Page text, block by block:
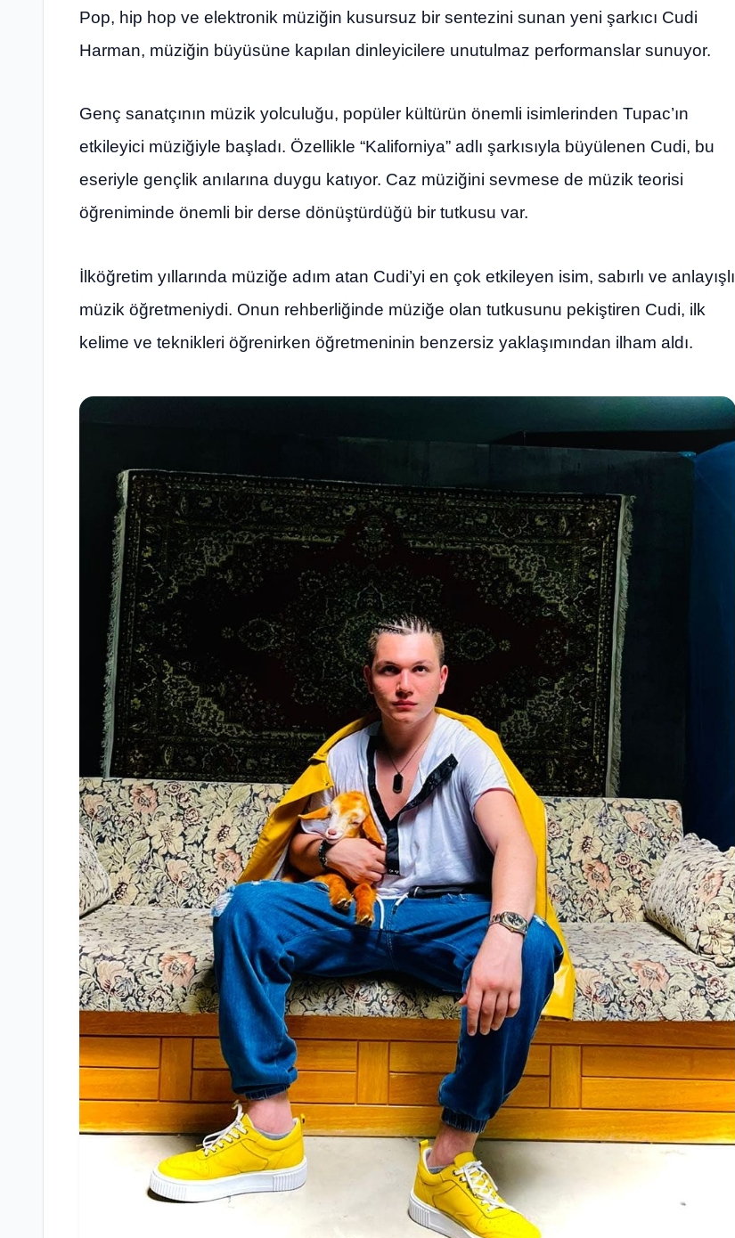
Pop, hip hop ve elektronik müziğin kusursuz bir sentezini sunan yeni şarkıcı Cudi
Harman, müziğin büyüsüne kapılan dinleyicilere unutulmaz performanslar sunuyor.
Genç sanatçının müzik yolculuğu, popüler kültürün önemli isimlerinden Tupac’ın
etkileyici müziğiyle başladı. Özellikle “Kaliforniya” adlı şarkısıyla büyülenen Cudi, bu
eseriyle gençlik anılarına duygu katıyor. Caz müziğini sevmese de müzik teorisi
öğreniminde önemli bir derse dönüştürdüğü bir tutkusu var.
İlköğretim yıllarında müziğe adım atan Cudi’yi en çok etkileyen isim, sabırlı ve anlayışlı
müzik öğretmeniydi. Onun rehberliğinde müziğe olan tutkusunu pekiştiren Cudi, ilk
kelime ve teknikleri öğrenirken öğretmeninin benzersiz yaklaşımından ilham aldı.